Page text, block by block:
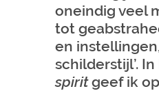
oneindig veel
tot
en
schilderstijl’.
spirit geef ik